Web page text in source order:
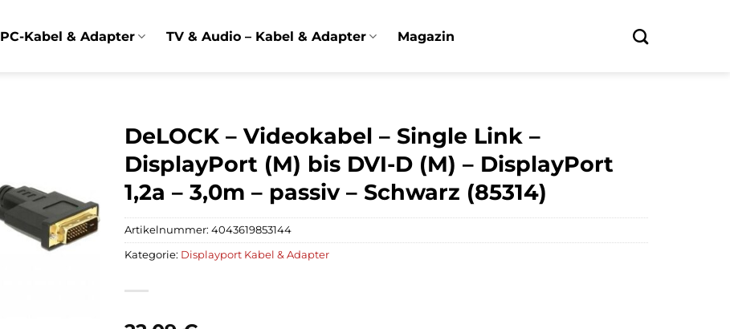
PC-Kabel & Adapter TV & Audio – Kabel & Adapter Magazin
DeLOCK – Videokabel – Single Link –
DisplayPort (M) bis DVI-D (M) – DisplayPort
1,2a – 3,0m – passiv – Schwarz (85314)
Artikelnummer: 4043619853144
Kategorie: Displayport Kabel & Adapter